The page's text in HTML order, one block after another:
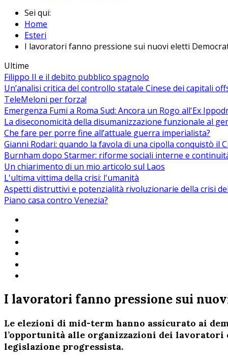
Sei qui:
Home
Esteri
I lavoratori fanno pressione sui nuovi eletti
Ultime
Filippo II e il debito pubblico spagnolo
Un’analisi critica del controllo statale Cinese dei capitali
TeleMeloni per forza!
Emergenza Fumi a Roma Sud: Ancora un Rogo all'Ex
La diseconomicità della disumanizzazione funzionale al
Che fare per porre fine all’attuale guerra imperialista?
Gianni Rodari: quando la favola di una cipolla conquistò il
Burnham dopo Starmer: riforme sociali interne e
Un chiarimento di un mio articolo sul Laos
L'ultima vittima della crisi: l'umanità
Aspetti distruttivi e potenzialità rivoluzionarie della crisi
Piano casa contro Venezia?
I lavoratori fanno pressione sui
Le elezioni di mid-term hanno assicurato ai
l’opportunità alle organizzazioni dei
legislazione progressista.